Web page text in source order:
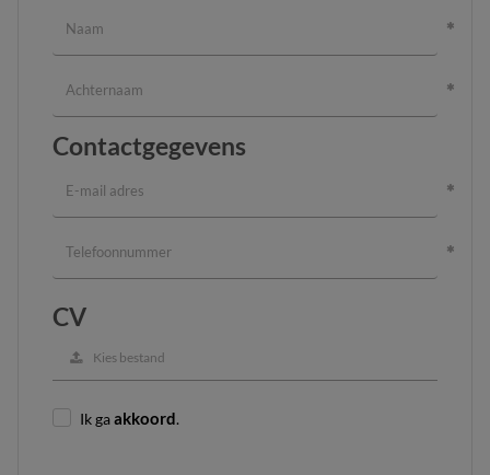
Contactgegevens
CV
Kies bestand
Ik gaakkoord.